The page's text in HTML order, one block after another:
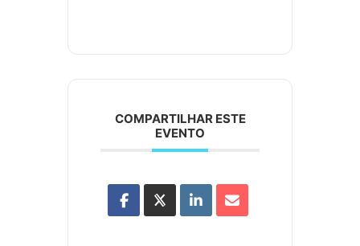
COMPARTILHAR ESTE
EVENTO